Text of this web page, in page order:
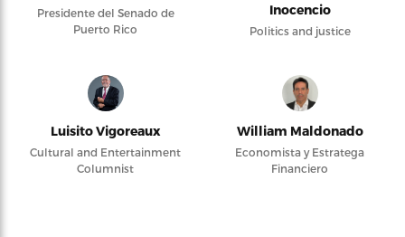
Presidente del Senado de
Puerto Rico
Inocencio
Politics and justice
Luisito Vigoreaux
Cultural and Entertainment
Columnist
William Maldonado
Economista y Estratega
Financiero